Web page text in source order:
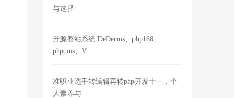
与选择
开源整站系统 DeDecms、php168、
phpcms、V
准职业选手转编辑再转php开发十一，个
人素养与